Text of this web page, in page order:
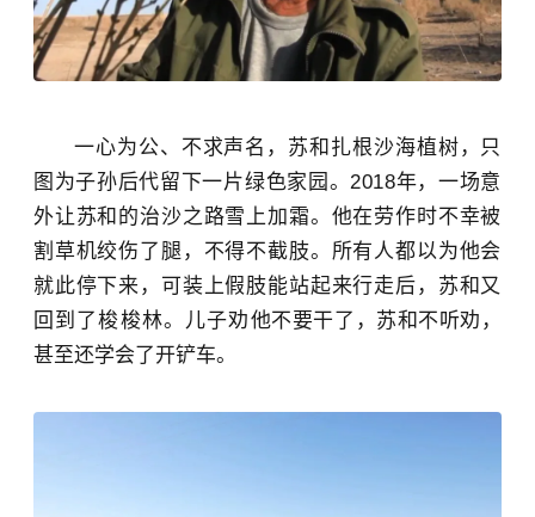
一心为公、不求声名，苏和扎根沙海植树，只
图为子孙后代留下一片绿色家园。2018年，一场意
外让苏和的治沙之路雪上加霜。他在劳作时不幸被
割草机绞伤了腿，不得不截肢。所有人都以为他会
就此停下来，可装上假肢能站起来行走后，苏和又
回到了梭梭林。儿子劝他不要干了，苏和不听劝，
甚至还学会了开铲车。